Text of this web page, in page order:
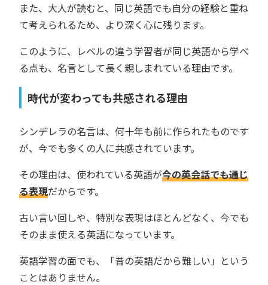
また、大人が読むと、同じ英語でも自分の経験と重ね
て考えられるため、より深く心に残ります。
このように、レベルの違う学習者が同じ英語から学べ
る点も、名言として長く親しまれている理由です。
時代が変わっても共感される理由
シンデレラの名言は、何十年も前に作られたものです
が、今でも多くの人に共感されています。
その理由は、使われている英語が今の英会話でも通じ
る表現だからです。
古い言い回しや、特別な表現はほとんどなく、今でも
そのまま使える英語になっています。
英語学習の面でも、「昔の英語だから難しい」という
ことはありません。